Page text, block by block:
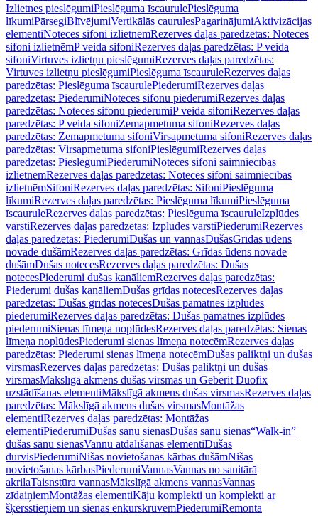
Izlietnes pieslēgumiPieslēguma īscaurulePieslēguma
līkumiPārsegiBlīvējumiVertikālās caurulesPagarinājumiAktivizācijas
elementiNoteces sifoni izlietnēmRezerves daļas paredzētas: Noteces
sifoni izlietnēmP veida sifoniRezerves daļas paredzētas: P veida
sifoniVirtuves izlietņu pieslēgumiRezerves daļas paredzētas:
Virtuves izlietņu pieslēgumiPieslēguma īscauruleRezerves daļas
paredzētas: Pieslēguma īscaurulePiederumiRezerves daļas
paredzētas: PiederumiNoteces sifonu piederumiRezerves daļas
paredzētas: Noteces sifonu piederumiP veida sifoniRezerves daļas
paredzētas: P veida sifoniZemapmetuma sifoniRezerves daļas
paredzētas: Zemapmetuma sifoniVirsapmetuma sifoniRezerves daļas
paredzētas: Virsapmetuma sifoniPieslēgumiRezerves daļas
paredzētas: PieslēgumiPiederumiNoteces sifoni saimniecības
izlietnēmRezerves daļas paredzētas: Noteces sifoni saimniecības
izlietnēmSifoniRezerves daļas paredzētas: SifoniPieslēguma
līkumiRezerves daļas paredzētas: Pieslēguma līkumiPieslēguma
īscauruleRezerves daļas paredzētas: Pieslēguma īscauruleIzplūdes
vārstiRezerves daļas paredzētas: Izplūdes vārstiPiederumiRezerves
daļas paredzētas: PiederumiDušas un vannasDušasGrīdas ūdens
novade dušāmRezerves daļas paredzētas: Grīdas ūdens novade
dušāmDušas notecesRezerves daļas paredzētas: Dušas
notecesPiederumi dušas kanāliemRezerves daļas paredzētas:
Piederumi dušas kanāliemDušas grīdas notecesRezerves daļas
paredzētas: Dušas grīdas notecesDušas pamatnes izplūdes
piederumiRezerves daļas paredzētas: Dušas pamatnes izplūdes
piederumiSienas līmeņa noplūdesRezerves daļas paredzētas: Sienas
līmeņa noplūdesPiederumi sienas līmeņa notecēmRezerves daļas
paredzētas: Piederumi sienas līmeņa notecēmDušas paliktņi un dušas
virsmasRezerves daļas paredzētas: Dušas paliktņi un dušas
virsmasMākslīgā akmens dušas virsmas un Geberit Duofix
uzstādīšanas elementiMākslīgā akmens dušas virsmasRezerves daļas
paredzētas: Mākslīgā akmens dušas virsmasMontāžas
elementiRezerves daļas paredzētas: Montāžas
elementiPiederumiDušas sānu sienasDušas sānu sienas“Walk-in”
dušas sānu sienasVannu atdalīšanas elementiDušas
durvisPiederumiNišas novietošanas kārbas dušāmNišas
novietošanas kārbasPiederumiVannasVannas no sanitārā
akrilaTaisnstūra vannasMākslīgā akmens vannasVannas
zīdaiņiemMontāžas elementiKāju komplekti un komplekti ar
šķērsstieņiem un sienas enkurskrūvēmPiederumiRemonta